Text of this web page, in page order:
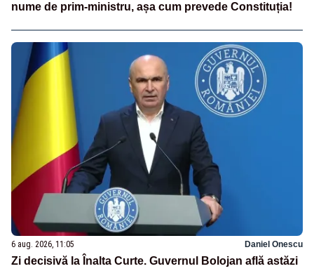
nume de prim-ministru, așa cum prevede Constituția!
6 aug. 2026, 11:05 Daniel Onescu
Zi decisivă la Înalta Curte. Guvernul Bolojan află astăzi